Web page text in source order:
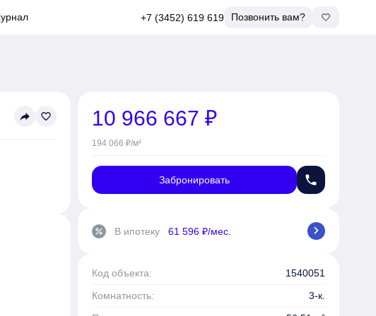
+7 (3452) 619 619 Позвонить вам?
reply favorite_border 10 966 667 ₽
194 066 ₽/м²
Забронировать phone
percent В ипотеку 61 596 ₽/мес. chevron_right
Код объекта:
1540051
Комнатность:
3-к.